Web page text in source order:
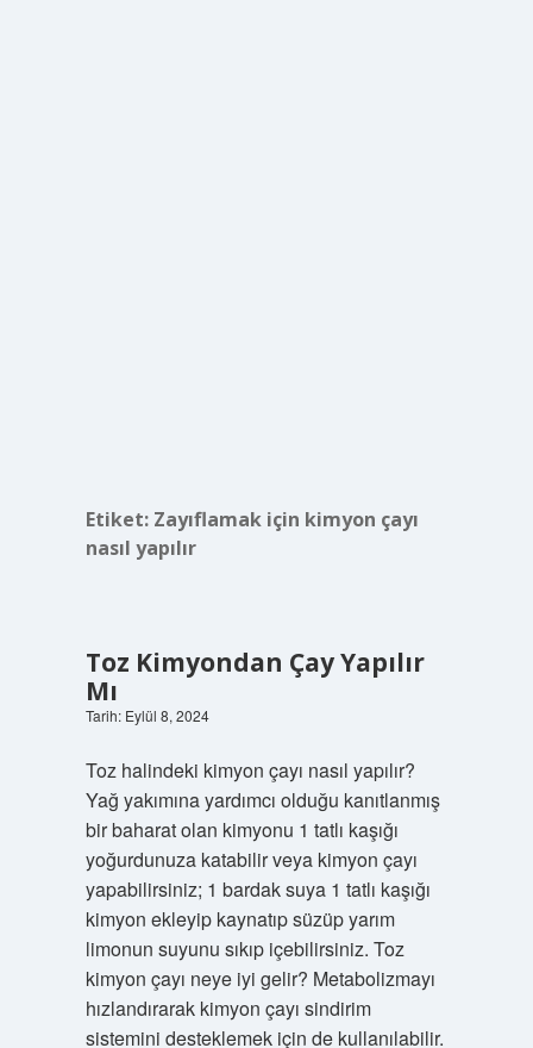
Etiket: Zayıflamak için kimyon çayı
nasıl yapılır
Toz Kimyondan Çay Yapılır
Mı
Tarih: Eylül 8, 2024
Toz halindeki kimyon çayı nasıl yapılır?
Yağ yakımına yardımcı olduğu kanıtlanmış
bir baharat olan kimyonu 1 tatlı kaşığı
yoğurdunuza katabilir veya kimyon çayı
yapabilirsiniz; 1 bardak suya 1 tatlı kaşığı
kimyon ekleyip kaynatıp süzüp yarım
limonun suyunu sıkıp içebilirsiniz. Toz
kimyon çayı neye iyi gelir? Metabolizmayı
hızlandırarak kimyon çayı sindirim
sistemini desteklemek için de kullanılabilir.